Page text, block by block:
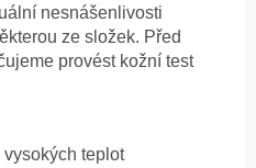
nesnášenlivosti
ze složek. Před
provést kožní test
teplot